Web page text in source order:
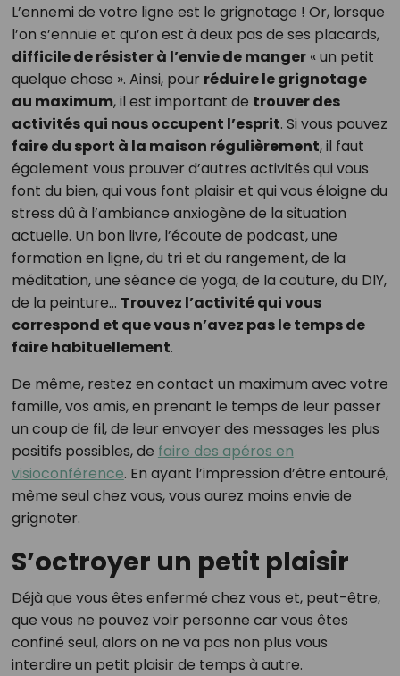
L’ennemi de votre ligne est le grignotage ! Or, lorsque
l’on s’ennuie et qu’on est à deux pas de ses placards,
difficile de résister à l’envie de manger« un petit
quelque chose ». Ainsi, pour réduire le grignotage
au maximum, il est important de trouver des
activités qui nous occupent l’esprit. Si vous pouvez
faire du sport à la maison régulièrement, il faut
également vous prouver d’autres activités qui vous
font du bien, qui vous font plaisir et qui vous éloigne du
stress dû à l’ambiance anxiogène de la situation
actuelle. Un bon livre, l’écoute de podcast, une
formation en ligne, du tri et du rangement, de la
méditation, une séance de yoga, de la couture, du DIY,
de la peinture… Trouvez l’activité qui vous
correspond et que vous n’avez pas le temps de
faire habituellement.
De même, restez en contact un maximum avec votre
famille, vos amis, en prenant le temps de leur passer
un coup de fil, de leur envoyer des messages les plus
positifs possibles, de faire des apéros en
visioconférence. En ayant l’impression d’être entouré,
même seul chez vous, vous aurez moins envie de
grignoter.
S’octroyer un petit plaisir
Déjà que vous êtes enfermé chez vous et, peut-être,
que vous ne pouvez voir personne car vous êtes
confiné seul, alors on ne va pas non plus vous
interdire un petit plaisir de temps à autre.